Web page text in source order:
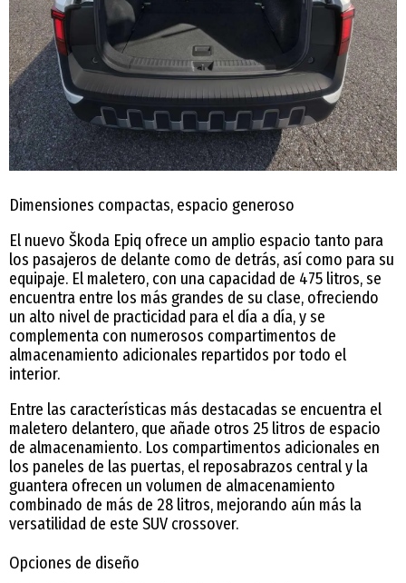
Dimensiones compactas, espacio generoso
El nuevo Škoda Epiq ofrece un amplio espacio tanto para
los pasajeros de delante como de detrás, así como para su
equipaje. El maletero, con una capacidad de 475 litros, se
encuentra entre los más grandes de su clase, ofreciendo
un alto nivel de practicidad para el día a día, y se
complementa con numerosos compartimentos de
almacenamiento adicionales repartidos por todo el
interior.
Entre las características más destacadas se encuentra el
maletero delantero, que añade otros 25 litros de espacio
de almacenamiento. Los compartimentos adicionales en
los paneles de las puertas, el reposabrazos central y la
guantera ofrecen un volumen de almacenamiento
combinado de más de 28 litros, mejorando aún más la
versatilidad de este SUV crossover.
Opciones de diseño